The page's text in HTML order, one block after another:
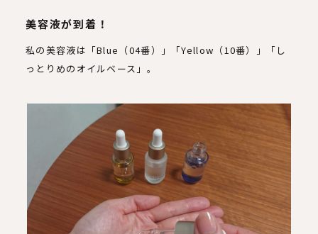
美容液が到着！
私の美容液は「Blue（04番）」「Yellow（10番）」「し
っとりめのオイルベース」。